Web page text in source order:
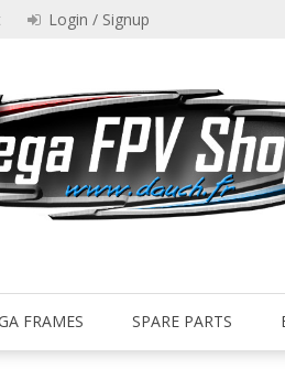
Login / Signup
FRAMES SPARE PARTS